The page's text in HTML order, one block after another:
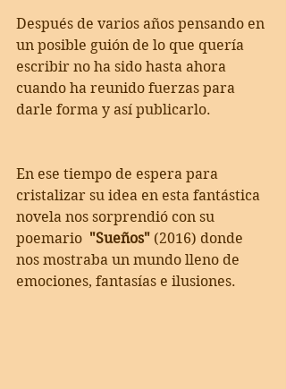
Después de varios años pensando en
un posible guión de lo que quería
escribir no ha sido hasta ahora
cuando ha reunido fuerzas para
darle forma y así publicarlo.
En ese tiempo de espera para
cristalizar su idea en esta fantástica
novela nos sorprendió con su
poemario "Sueños" (2016) donde
nos mostraba un mundo lleno de
emociones, fantasías e ilusiones.